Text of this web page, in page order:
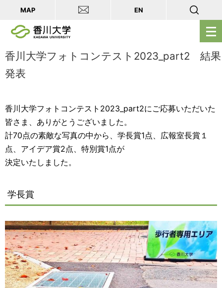
メ
ニ
ュ
く
MAP EN
香川大学フォトコンテスト2023_part2 結果
発表
香川大学フォトコンテスト2023_part2にご応募いただいた
皆さま、ありがとうございました。
計70点の素敵な写真の中から、学長賞1点、広報室長賞１
点、アイデア賞2点、特別賞1点が
決定いたしました。
学長賞